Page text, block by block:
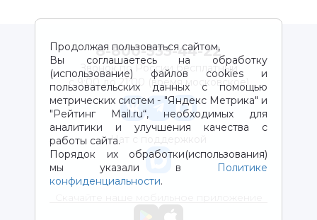
Продолжая пользоваться сайтом,
Вы соглашаетесь на обработку
(использование) файлов cookies и
пользовательских данных с помощью
метрических систем - "Яндекс Метрика" и
"Рейтинг Mail.ru“, необходимых для
аналитики и улучшения качества с
работы сайта.
Порядок их обработки(использования)
мы указали в
Политике
конфиденциальности.
8-800-333-44-22
Звонок по России бесплатный
с 9:00 до 21:00 (время московское)
Чат с поддержкой